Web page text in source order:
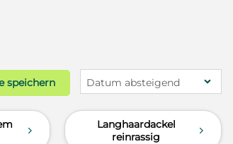
speichern Datum absteigend
d
Langhaardackel
reinrassig
d